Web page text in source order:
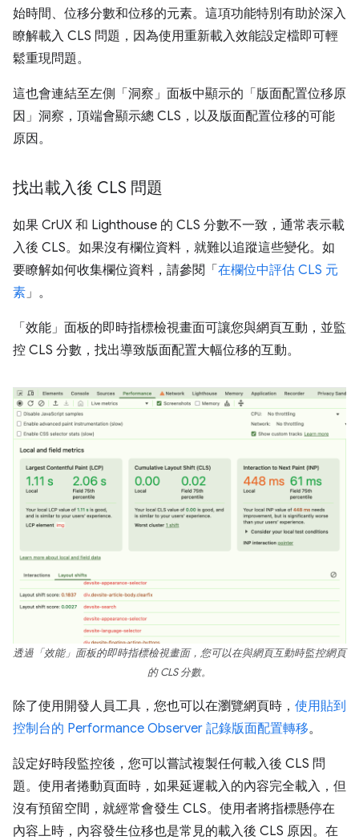
始時間、位移分數和位移的元素。這項功能特別有助於深入
瞭解載入 CLS 問題，因為使用重新載入效能設定檔即可輕
鬆重現問題。
這也會連結至左側「洞察」 面板中顯示的「版面配置位移原
因」 洞察，頂端會顯示總 CLS，以及版面配置位移的可能
原因。
找出載入後 CLS 問題
如果 CrUX 和 Lighthouse 的 CLS 分數不一致，通常表示載
入後 CLS。如果沒有欄位資料，就難以追蹤這些變化。如
要瞭解如何收集欄位資料，請參閱「在欄位中評估 CLS 元
素 」。
「效能」面板的即時指標檢視畫面可讓您與網頁互動，並監
控 CLS 分數，找出導致版面配置大幅位移的互動。
透過「效能」面板的即時指標檢視畫面，您可以在與網頁互動時監控網頁
的 CLS 分數。
除了使用開發人員工具，您也可以在瀏覽網頁時， 使用貼到
控制台的 Performance Observer 記錄版面配置轉移。
設定好時段監控後，您可以嘗試複製任何載入後 CLS 問
題。使用者捲動頁面時，如果延遲載入的內容完全載入，但
沒有預留空間，就經常會發生 CLS。使用者將指標懸停在
內容上時，內容發生位移也是常見的載入後 CLS 原因。在